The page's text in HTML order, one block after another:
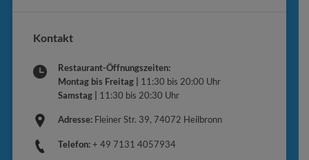
Kontakt
Restaurant-Öffnungszeiten:
Montag bis Freitag |
11:30 bis 20:00 Uhr
Samstag |
11:30 bis 20:30 Uhr
Adresse: Fleiner Str. 39, 74072 Heilbronn
Telefon:+ 49 7131 4057934